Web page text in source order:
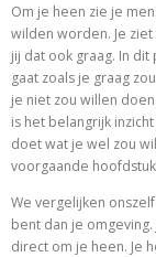
Om je heen zie je
wilden worden. Je
jij dat ook graag. In
gaat zoals je graag
je niet zou willen
is het belangrijk
doet wat je wel zou
voorgaande
We vergelijken
bent dan je
direct om je heen. Je